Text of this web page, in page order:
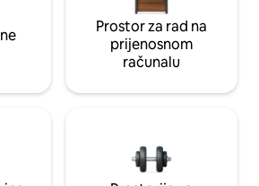
Prostor za rad na
prijenosnom
računalu